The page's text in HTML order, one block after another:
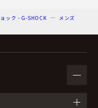
ック - G-SHOCK
メンズ